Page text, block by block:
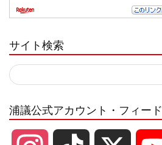
サイト検索
浦議公式アカウント・フィード